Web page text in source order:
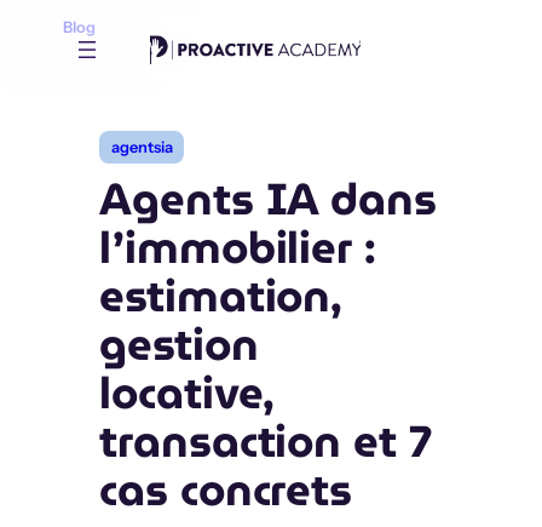
Blog
agentsia
Agents IA dans
l’immobilier :
estimation,
gestion
locative,
transaction et 7
cas concrets